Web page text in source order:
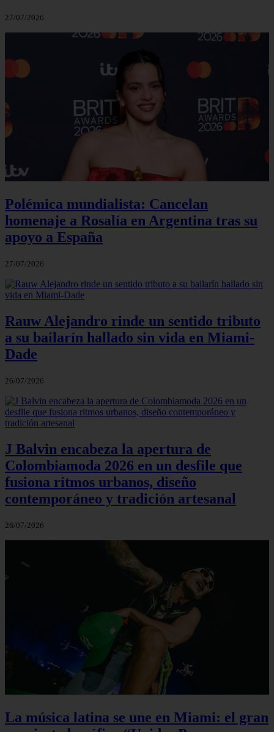
27/07/2026
Polémica mundialista: Cancelan
homenaje a Rosalía en Argentina tras su
apoyo a España
27/07/2026
Rauw Alejandro rinde un sentido tributo
a su bailarín hallado sin vida en Miami-
Dade
26/07/2026
J Balvin encabeza la apertura de
Colombiamoda 2026 en un desfile que
fusiona ritmos urbanos, diseño
contemporáneo y tradición artesanal
26/07/2026
La música latina se une en Miami: el gran